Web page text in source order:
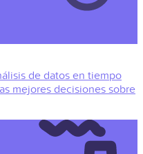
de datos en tiempo
mejores decisiones sobre